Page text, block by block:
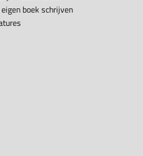
eigen boek schrijven